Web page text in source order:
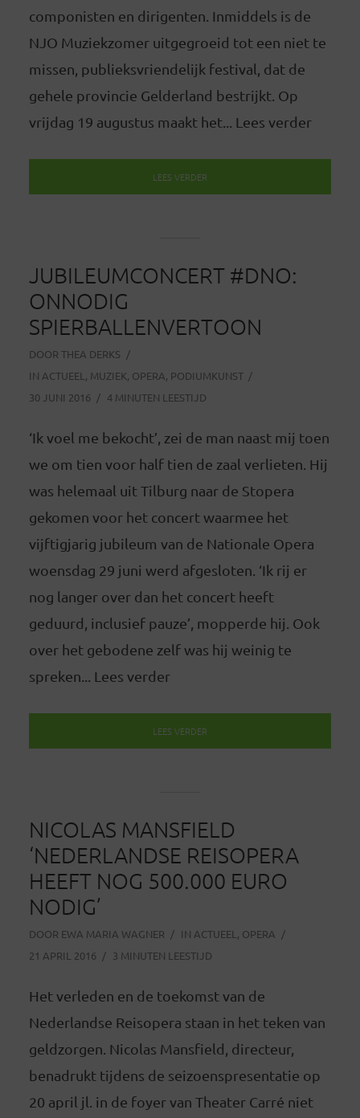
componisten en dirigenten. Inmiddels is de
NJO Muziekzomer uitgegroeid tot een niet te
missen, publieksvriendelijk festival, dat de
gehele provincie Gelderland bestrijkt. Op
vrijdag 19 augustus maakt het... Lees verder
LEES VERDER
JUBILEUMCONCERT #DNO:
ONNODIG
SPIERBALLENVERTOON
DOOR THEA DERKS
IN ACTUEEL , MUZIEK, OPERA, PODIUMKUNST
30 JUNI 2016
4 MINUTEN LEESTIJD
‘Ik voel me bekocht’, zei de man naast mij toen
we om tien voor half tien de zaal verlieten. Hij
was helemaal uit Tilburg naar de Stopera
gekomen voor het concert waarmee het
vijftigjarig jubileum van de Nationale Opera
woensdag 29 juni werd afgesloten. ‘Ik rij er
nog langer over dan het concert heeft
geduurd, inclusief pauze’, mopperde hij. Ook
over het gebodene zelf was hij weinig te
spreken... Lees verder
LEES VERDER
NICOLAS MANSFIELD
‘NEDERLANDSE REISOPERA
HEEFT NOG 500.000 EURO
NODIG’
DOOR EWA MARIA WAGNER IN ACTUEEL , OPERA
21 APRIL 2016
3 MINUTEN LEESTIJD
Het verleden en de toekomst van de
Nederlandse Reisopera staan in het teken van
geldzorgen. Nicolas Mansfield, directeur,
benadrukt tijdens de seizoenspresentatie op
20 april jl. in de foyer van Theater Carré niet